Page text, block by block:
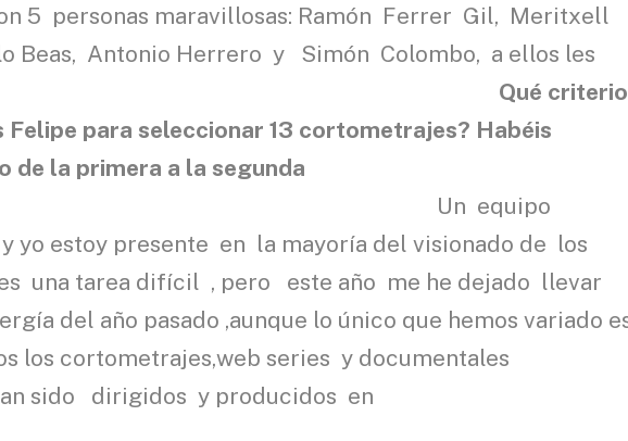
5 personas maravillosas: Ramón Ferrer Gil, Meritxell
Beas, Antonio Herrero y Simón Colombo, a ellos les
mucho. Qué criterio
para seleccionar 13 cortometrajes? Habéis
de la primera a la segunda
Un equipo
yo estoy presente en la mayoría del visionado de los
una tarea difícil , pero este año me he dejado llevar
del año pasado ,aunque lo único que hemos variado
los cortometrajes,web series y documentales
sido dirigidos y producidos en